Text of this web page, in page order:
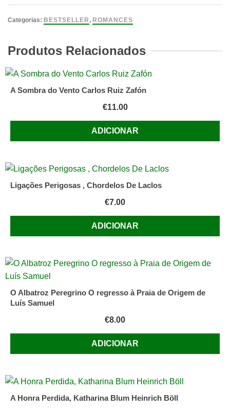
Morte
Gardel,
António
Antunes
Categorias: BESTSELLER , ROMANCES
Produtos Relacionados
A Sombra do Vento Carlos Ruiz Zafón
€11.00
ADICIONAR
Ligações Perigosas , Chordelos De Laclos
€7.00
ADICIONAR
O Albatroz Peregrino O regresso à Praia de Origem de
Luís Samuel
€8.00
ADICIONAR
A Honra Perdida, Katharina Blum Heinrich Böll